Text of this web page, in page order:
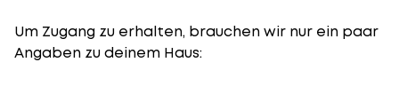
Um Zugang zu erhalten, brauchen wir nur ein paar
Angaben zu deinem Haus: